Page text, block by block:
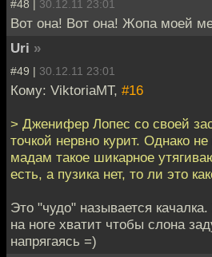
#48 | 30.12.11 23:01
Вот она! Вот она! Жопа моей
Uri »
#49 | 30.12.11 23:01
Кому: ViktoriaMT, #16
> Дженифер Лопес со своей
точкой нервно курит. Однако
мадам такое шикарное
есть, а пузика нет, то ли это
Это "чудо" называется
на ноге хватит чтобы слона
напрягаясь =)